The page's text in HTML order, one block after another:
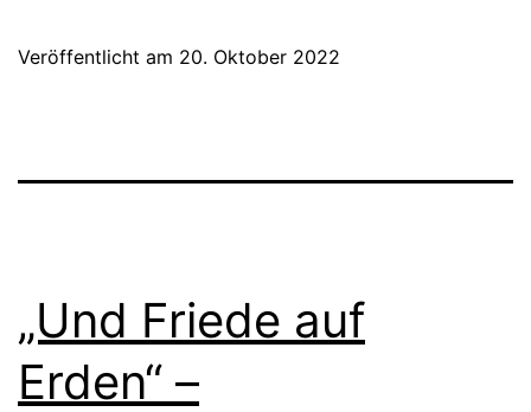
Maskenpflicht
Veröffentlicht am 20. Oktober 2022
„Und Friede auf
Erden“ –